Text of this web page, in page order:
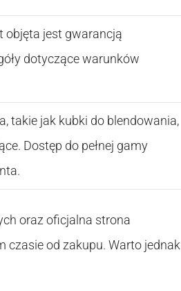
objęta jest gwarancją
dotyczące warunków
takie jak kubki do blendowania,
Dostęp do pełnej gamy
oraz oficjalna strona
od zakupu. Warto jednak